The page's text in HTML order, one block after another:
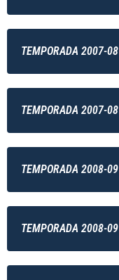
TEMPORADA 2007-08
TEMPORADA 2007-08
TEMPORADA 2008-09
TEMPORADA 2008-09